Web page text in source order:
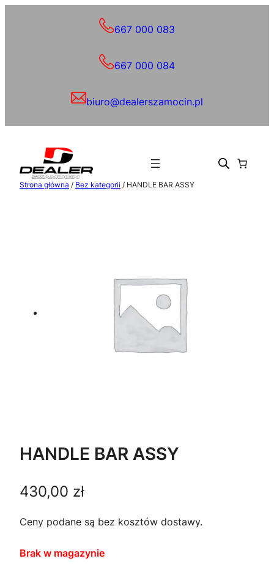
667 000 083
667 000 084
biuro@dealerszamocin.pl
Strona główna / Bez kategorii / HANDLE BAR ASSY
HANDLE BAR ASSY
430,00 zł
Ceny podane są bez kosztów dostawy.
Brak w magazynie